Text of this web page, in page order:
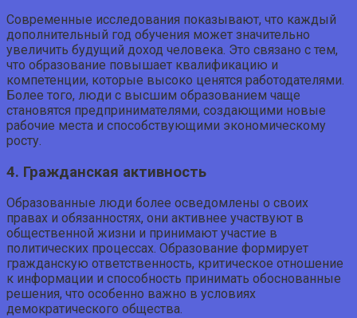
Современные исследования показывают, что каждый
дополнительный год обучения может значительно
увеличить будущий доход человека. Это связано с тем,
что образование повышает квалификацию и
компетенции, которые высоко ценятся работодателями.
Более того, люди с высшим образованием чаще
становятся предпринимателями, создающими новые
рабочие места и способствующими экономическому
росту.
4. Гражданская активность
Образованные люди более осведомлены о своих
правах и обязанностях, они активнее участвуют в
общественной жизни и принимают участие в
политических процессах. Образование формирует
гражданскую ответственность, критическое отношение
к информации и способность принимать обоснованные
решения, что особенно важно в условиях
демократического общества.